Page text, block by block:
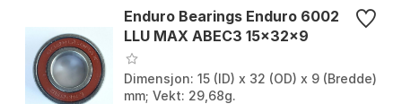
Enduro Bearings Enduro 6002
LLU MAX ABEC3 15x32x9
Dimensjon: 15 (ID) x 32 (OD) x 9 (Bredde)
mm; Vekt: 29,68g.